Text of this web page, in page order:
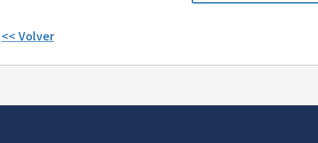
<< Volver